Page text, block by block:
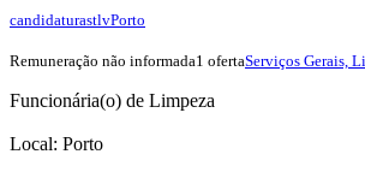
candidaturastlvPorto
Remuneração não informada1 ofertaServiços Gerais,
Funcionária(o) de Limpeza
Local: Porto